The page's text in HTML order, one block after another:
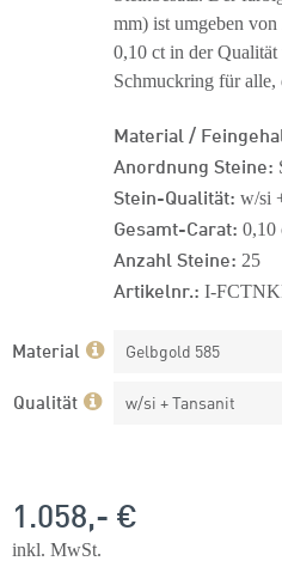
mm) ist umgeben
0,10 ct in der
Schmuckring für alle,
Material /
Anordnung Steine:
Stein-Qualität: w/si
Gesamt-Carat: 0,10
Anzahl Steine: 25
Artikelnr.: I-
Material Gelbgold 585
Qualität w/si + Tansanit
1.058,- €
inkl. MwSt.